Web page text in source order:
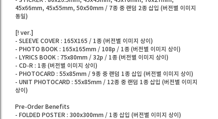
45x66mm, 45x55mm, 50x50mm / 7종 중 랜덤 2종 삽입 (버전별 이미지
동일)
[! ver.]
- SLEEVE COVER : 165X165 / 1종 (버전별 이미지 상이)
- PHOTO BOOK : 165x165mm / 108p / 1종 (버전별 이미지 상이)
- LYRICS BOOK : 75x80mm / 32p / 1종 (버전별 이미지 상이)
- CD-R : 1종 (버전별 이미지 상이)
- PHOTOCARD : 55x85mm / 9종 중 랜덤 1종 삽입 (버전별 이미지 상이)
- UNIT PHOTOCARD : 55x85mm / 12종 중 랜덤 1종 삽입 (버전별 이미지
상이)
Pre-Order Benefits
- FOLDED POSTER : 300x300mm / 1종 삽입 (버전별 이미지 상이)